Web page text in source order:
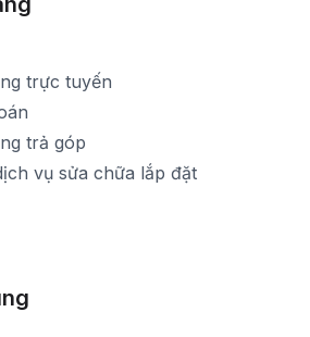
trực tuyến
trả góp
vụ sửa chữa lắp đặt